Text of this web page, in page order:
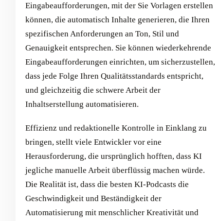
Eingabeaufforderungen, mit der Sie Vorlagen erstellen
können, die automatisch Inhalte generieren, die Ihren
spezifischen Anforderungen an Ton, Stil und
Genauigkeit entsprechen. Sie können wiederkehrende
Eingabeaufforderungen einrichten, um sicherzustellen,
dass jede Folge Ihren Qualitätsstandards entspricht,
und gleichzeitig die schwere Arbeit der
Inhaltserstellung automatisieren.
Effizienz und redaktionelle Kontrolle in Einklang zu
bringen, stellt viele Entwickler vor eine
Herausforderung, die ursprünglich hofften, dass KI
jegliche manuelle Arbeit überflüssig machen würde.
Die Realität ist, dass die besten KI-Podcasts die
Geschwindigkeit und Beständigkeit der
Automatisierung mit menschlicher Kreativität und